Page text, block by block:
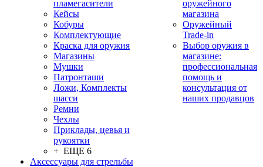
пламегасители
Кейсы
Кобуры
Комплектующие
Краска для оружия
Магазины
Мушки
Патронташи
Ложи, Комплекты
шасси
Ремни
Чехлы
Приклады, цевья и
рукоятки
+ ЕЩЕ 6
Аксессуары для стрельбы
оружейного
магазина
Оружейный
Trade-in
Выбор оружия в
магазине:
профессиональная
помощь и
консультация от
наших продавцов